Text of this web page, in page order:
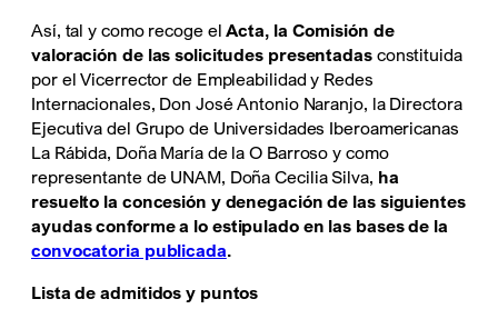
Así, tal y como recoge elActa, la Comisión de
valoración de las solicitudes presentadasconstituida
por el Vicerrector de Empleabilidad y Redes
Internacionales, Don José Antonio Naranjo, la Directora
Ejecutiva del Grupo de Universidades Iberoamericanas
La Rábida, Doña María de la O Barroso y como
representante de UNAM, Doña Cecilia Silva, ha
resuelto la concesión y denegación de las siguientes
ayudas conforme a lo estipulado en las bases de la
convocatoria publicada.
Lista de admitidos y puntos